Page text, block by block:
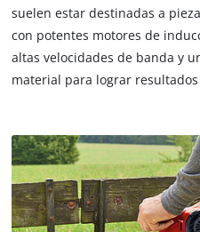
suelen estar destinadas a
con potentes motores de
altas velocidades de banda y
material para lograr